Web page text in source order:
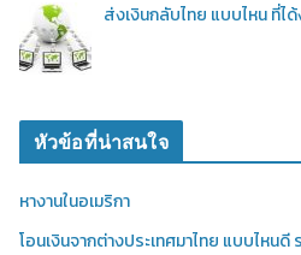
ส่งเงินกลับไทย แบบไหน ที่ไ
หัวข้อที่น่าสนใจ
หางานในอเมริกา
โอนเงินจากต่างประเทศมาไทย แบบไห